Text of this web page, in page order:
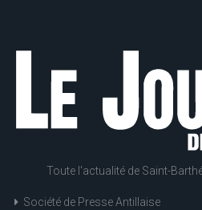
Toute l'actualité de Saint-
Société de Presse Antillaise